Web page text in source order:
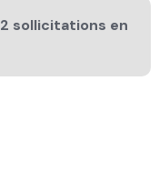
sollicitations en